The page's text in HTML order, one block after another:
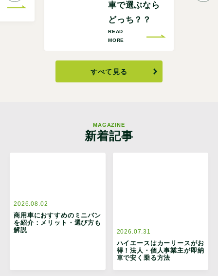
車で選ぶなら
どっち？？
READ
MORE
すべて見る
MAGAZINE
新着記事
2026.08.02
商用車におすすめのミニバン
を紹介：メリット・選び方も
解説
2026.07.31
ハイエースはカーリースがお
得！法人・個人事業主が即納
車で安く乗る方法